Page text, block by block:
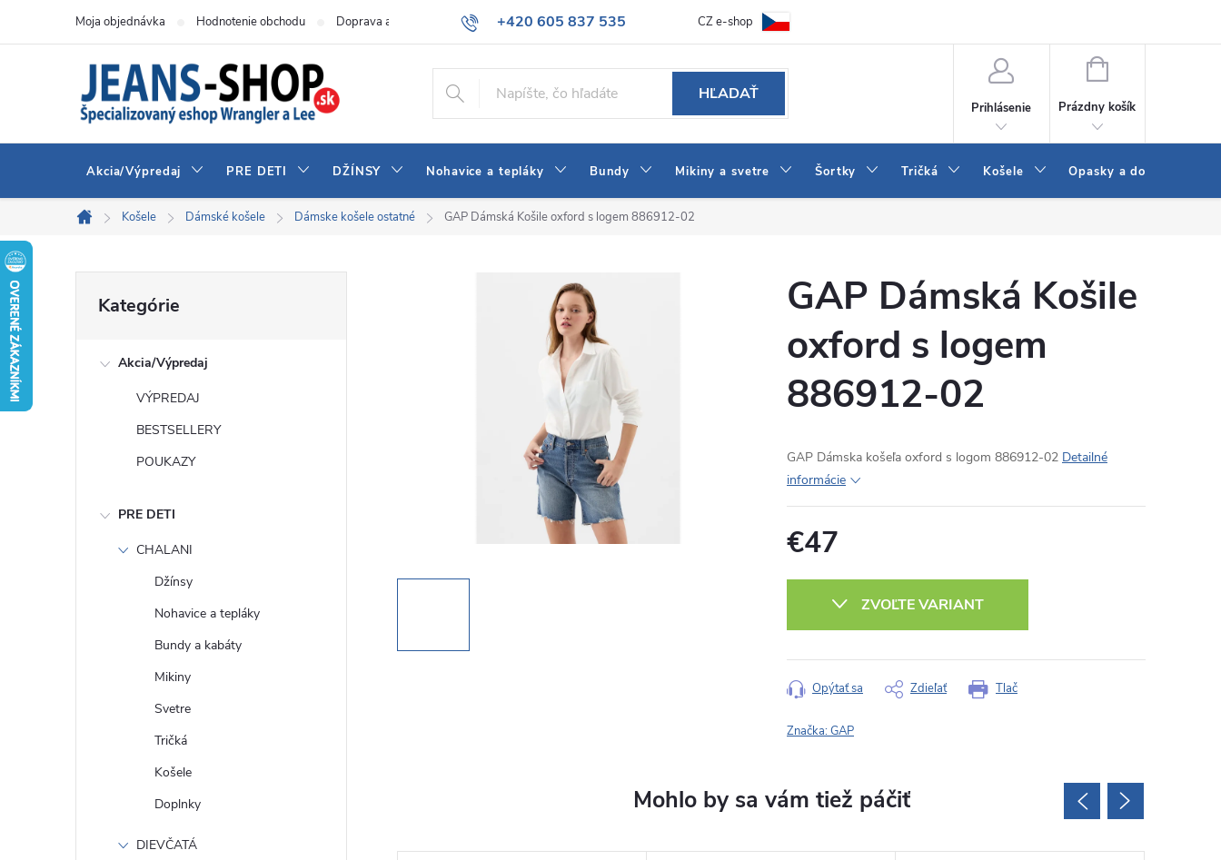
+420 605 837 535
info@jeans-shop.sk
Moja objednávka Hodnotenie obchodu Doprava a platba Všeobecné obchodné podmienky Ako vybrať džínsy Wrangler a LEE
CZ e-shop
HĽADAŤ
Prihlásenie
NÁKUPNÝ
Prázdny košík
Akcia/Výpredaj PRE DETI DŽÍNSY Nohavice a tepláky Bundy Mikiny a svetre Šortky Tričká Košele Opasky a doplnky
Domov
Košele Dámské košele Dámske košele ostatné GAP Dámská Košile oxford s logem 886912-02
kategórie
Kategórie
Akcia/Výpredaj
VÝPREDAJ
BESTSELLERY
POUKAZY
PRE DETI
CHALANI
Džínsy
Nohavice a tepláky
Bundy a kabáty
Mikiny
Svetre
Tričká
Košele
Doplnky
DIEVČATÁ
GAP Dámská Košile
oxford s logem
886912-02
GAP Dámska košeľa oxford s logom 886912-02 Detailné
informácie
€47
ZVOĽTE VARIANT
Tlač
Opýtať sa Zdieľať
Značka:GAP